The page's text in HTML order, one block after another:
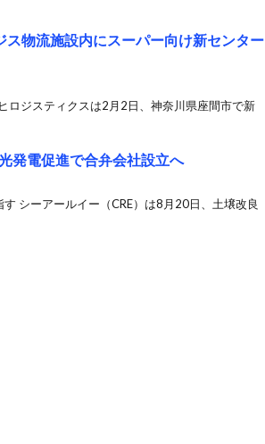
物流施設内にスーパー向け新センター
ロジスティクスは2月2日、神奈川県座間市で新
発電促進で合弁会社設立へ
シーアールイー（CRE）は8月20日、土壌改良